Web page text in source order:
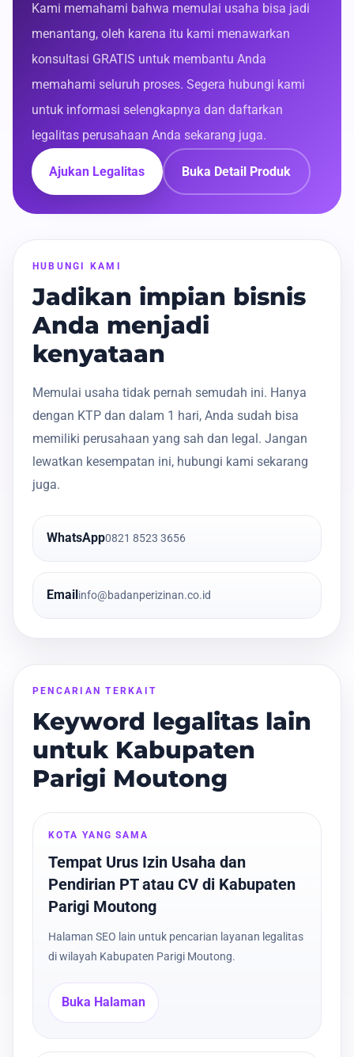
Kami memahami bahwa memulai usaha bisa jadi
menantang, oleh karena itu kami menawarkan
konsultasi GRATIS untuk membantu Anda
memahami seluruh proses. Segera hubungi kami
untuk informasi selengkapnya dan daftarkan
legalitas perusahaan Anda sekarang juga.
Ajukan Legalitas Buka Detail Produk
HUBUNGI KAMI
Jadikan impian bisnis
Anda menjadi
kenyataan
Memulai usaha tidak pernah semudah ini. Hanya
dengan KTP dan dalam 1 hari, Anda sudah bisa
memiliki perusahaan yang sah dan legal. Jangan
lewatkan kesempatan ini, hubungi kami sekarang
juga.
WhatsApp0821 8523 3656
Email info@badanperizinan.co.id
PENCARIAN TERKAIT
Keyword legalitas lain
untuk Kabupaten
Parigi Moutong
KOTA YANG SAMA
Tempat Urus Izin Usaha dan
Pendirian PT atau CV di Kabupaten
Parigi Moutong
Halaman SEO lain untuk pencarian layanan legalitas
di wilayah Kabupaten Parigi Moutong.
Buka Halaman